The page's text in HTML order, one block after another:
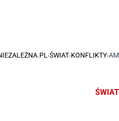
›ŚWIAT›KONFLIKTY›
ŚWIAT